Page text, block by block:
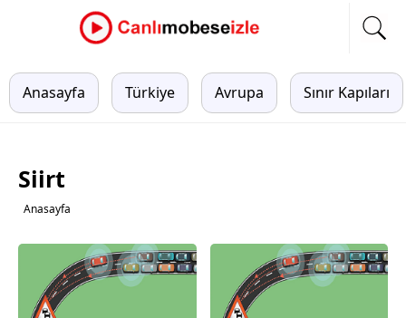
Anasayfa Türkiye Avrupa Sınır Kapıları
Siirt
Anasayfa